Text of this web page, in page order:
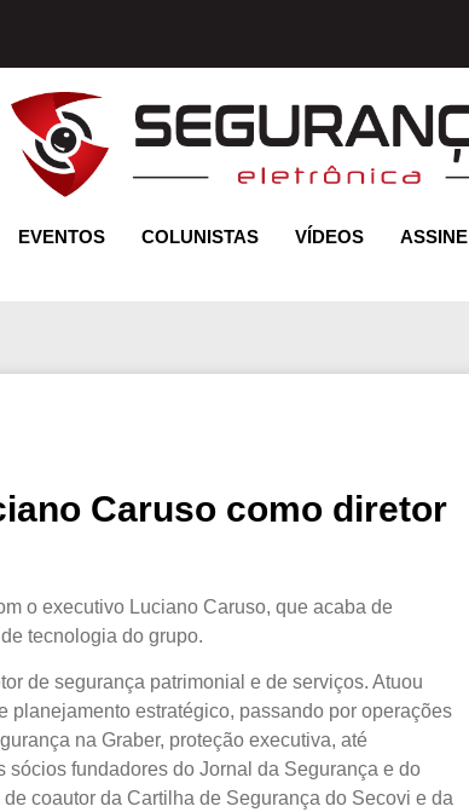
EVENTOS COLUNISTAS VÍDEOS ASSINE
Caruso como diretor
o executivo Luciano Caruso, que acaba de
tecnologia do grupo.
de segurança patrimonial e de serviços. Atuou
planejamento estratégico, passando por operações
na Graber, proteção executiva, até
fundadores do Jornal da Segurança e do
coautor da Cartilha de Segurança do Secovi e da